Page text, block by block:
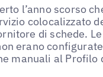
l’anno scorso
colocalizzato
di schede.
erano
manuali al Profilo